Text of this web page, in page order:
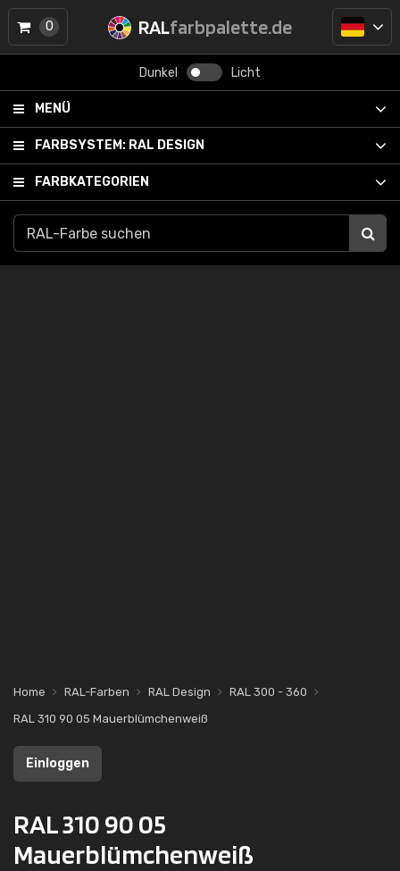
RALfarbpalette.de
Dunkel Licht
MENÜ
FARBSYSTEM: RAL DESIGN
FARBKATEGORIEN
0
Home RAL-Farben RAL Design
RAL 300 - 360
RAL 310 90 05 Mauerblümchenweiß
Einloggen
RAL 310 90 05
Mauerblümchenweiß